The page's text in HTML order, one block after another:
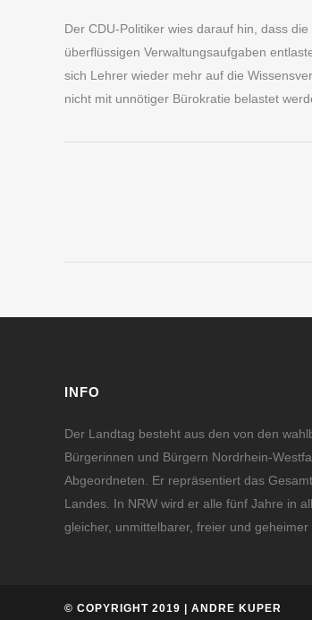
Der CDU-Politiker wies darauf hin, dass
überflüssigen Verwaltungsaufgaben
sich Lehrer wieder mehr auf die
nicht mit unnötiger Bürokratie belastet
INFO
Der Landtag besteht aus den von den
Bürgerinnen und Bürgern Nordrhein-
Abgeordneten. Er repräsentiert das
Landes. In NRW wird er alle fünf Jahre in
gleicher, unmittelbarer, freier und geheimer
© COPYRIGHT 2019 | ANDRE KUPER